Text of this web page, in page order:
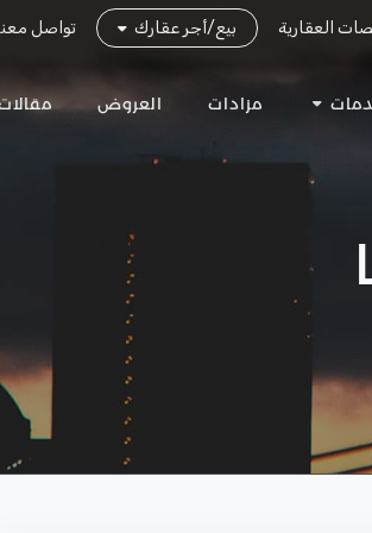
العقارية بيع/أجر عقارك تواصل
مزادات العروض